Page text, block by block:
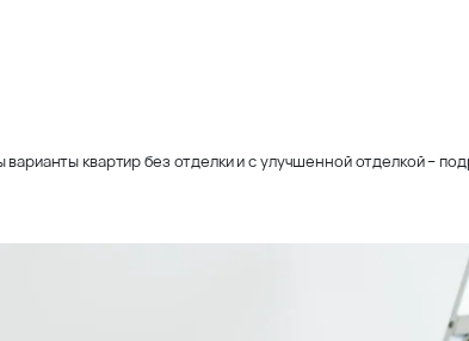
квартир без отделки и с улучшенной отделкой –